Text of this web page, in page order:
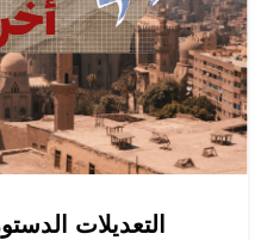
التعديلات